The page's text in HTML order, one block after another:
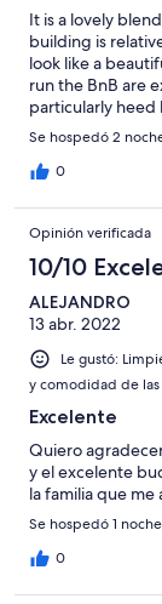
It is a lovely
building is
look like a
run the BnB are
particularly
as they were
month, in many
eating at great
breakfast, which
I had one slight
and relaxing part
historical center
the walk is
that is vibrant
Se hospedó 2
0
Opinión verificada
10/10
ALEJANDRO
13 abr. 2022
Le gustó:
y comodidad de
Excelente
Quiero
y el excelente
la familia que me
Se hospedó 1
0